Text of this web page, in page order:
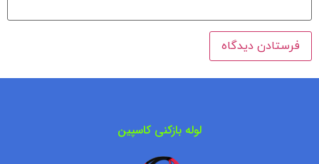
لوله بازکنی کاسپین